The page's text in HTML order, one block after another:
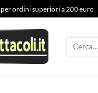
per ordini superiori a 200 euro
Cerca: